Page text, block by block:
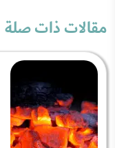
مقالات ذات صلة